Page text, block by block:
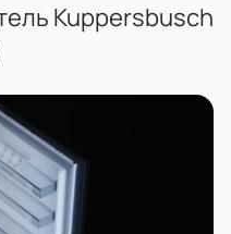
Kuppersbusch